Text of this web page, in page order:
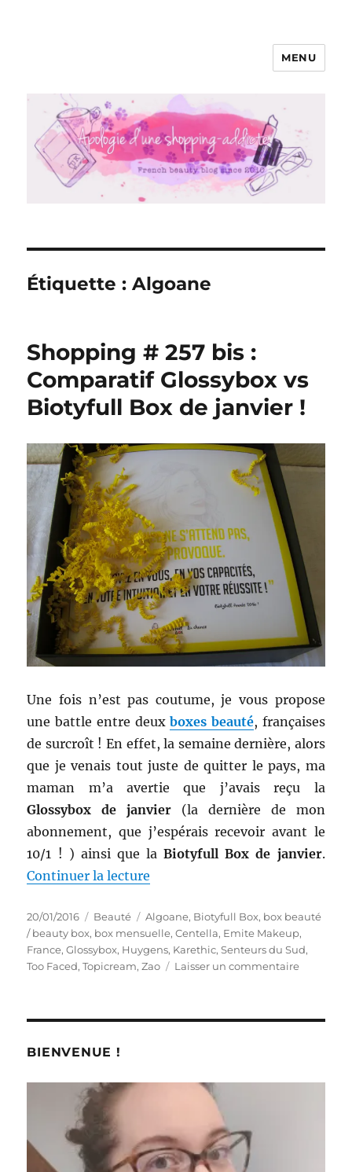
Apologie d'une Shopping-addicte
MENU
Étiquette :Algoane
Shopping # 257 bis :
Comparatif Glossybox vs
Biotyfull Box de janvier !
Une fois n’est pas coutume, je vous propose
une battle entre deuxboxes beauté, françaises
de surcroît ! En effet, la semaine dernière, alors
que je venais tout juste de quitter le pays, ma
maman m’a avertie que j’avais reçu la
Glossybox de janvier (la dernière de mon
abonnement, que j’espérais recevoir avant le
10/1 ! ) ainsi que laBiotyfull Box de janvier.
Continuer la lecture
Publié
le
20/01/2016 Catégories
Beauté Étiquettes
Algoane, Biotyfull Box, box beauté
/ beauty box, box mensuelle,Centella, Emite Makeup,
France,Glossybox, Huygens, Karethic,Senteurs du Sud,
Too Faced,Topicream,Zao Laisser un commentairesur
Glossybox
BIENVENUE !